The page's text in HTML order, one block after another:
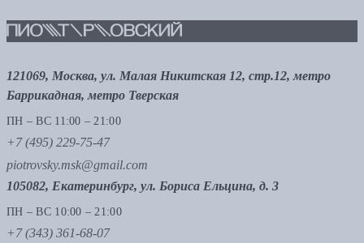
121069, Москва, ул. Малая Никитская 12, стр.12, метро
Баррикадная, метро Тверская
ПН – ВС 11:00 – 21:00
+7 (495) 229-75-47
piotrovsky.msk@gmail.com
105082, Екатеринбург, ул. Бориса Ельцина, д. 3
ПН – ВС 10:00 – 21:00
+7 (343) 361-68-07